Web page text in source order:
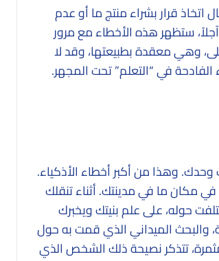
اتخاذ قرار بشراء منتج ما أو عدم
ستظهر هذه الأخطاء مع مرور
وهي معقدة بطبيعتها، وقد لا
في “التعلم” تحت المجهر.
وهذا من أكبر أخطاء الأذكياء.
مكان ما في مدينتك. أثناء تنقلك
حوله، على علم بنيتك ويخبرك
والبحث الميداني الذي قمت به حول
تتذكر نصيحة ذلك الشخص الذي